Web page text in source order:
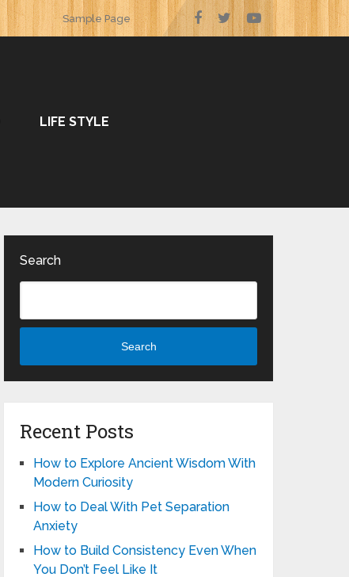
Sample Page
LIFE STYLE
Search
Search
Recent Posts
How to Explore Ancient Wisdom With
Modern Curiosity
How to Deal With Pet Separation
Anxiety
How to Build Consistency Even When
You Don’t Feel Like It